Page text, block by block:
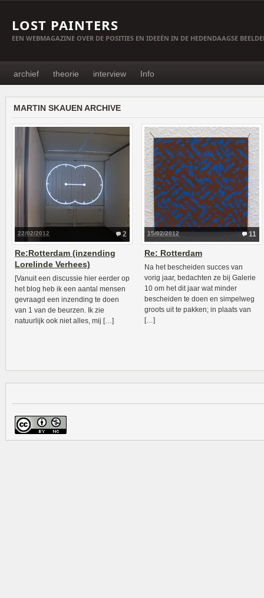
LOST PAINTERS
EEN WEBMAGAZINE OVER DE POSITIES EN IDEEËN IN DE HEDENDAAGSE
archief theorie interview Info
MARTIN SKAUEN ARCHIVE
2
22/02/2012
Re:Rotterdam (inzending
Lorelinde Verhees)
[Vanuit een discussie hier eerder op
het blog heb ik een aantal mensen
gevraagd een inzending te doen
van 1 van de beurzen. Ik zie
natuurlijk ook niet alles, mij […]
11
15/02/2012
Re: Rotterdam
Na het bescheiden succes van
vorig jaar, bedachten ze bij Galerie
10 om het dit jaar wat minder
bescheiden te doen en simpelweg
groots uit te pakken; in plaats van
[…]